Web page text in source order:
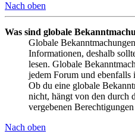
Nach oben
Was sind globale
Globale
Informationen, deshalb
lesen. Globale
jedem Forum und ebenfalls
Ob du eine globale
nicht, hängt von den durch
vergebenen Berechtigungen
Nach oben